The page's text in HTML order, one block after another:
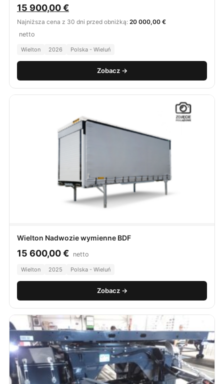
15 900,00€
Najniższa cena z 30 dni przed obniżką: 20 000,00 €
netto
Wielton 2026 Polska - Wieluń
Zobacz →
Wielton Nadwozie wymienne BDF
15 600,00€ netto
Wielton 2025 Polska - Wieluń
Zobacz →